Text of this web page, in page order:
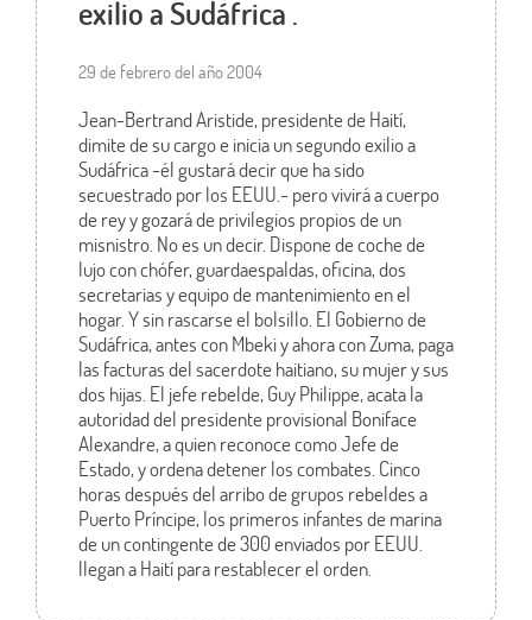
exilio a Sudáfrica .
29 de febrero del año 2004
Jean-Bertrand Aristide, presidente de Haití,
dimite de su cargo e inicia un segundo exilio a
Sudáfrica -él gustará decir que ha sido
secuestrado por los EEUU.- pero vivirá a cuerpo
de rey y gozará de privilegios propios de un
misnistro. No es un decir. Dispone de coche de
lujo con chófer, guardaespaldas, oficina, dos
secretarias y equipo de mantenimiento en el
hogar. Y sin rascarse el bolsillo. El Gobierno de
Sudáfrica, antes con Mbeki y ahora con Zuma, paga
las facturas del sacerdote haitiano, su mujer y sus
dos hijas. El jefe rebelde, Guy Philippe, acata la
autoridad del presidente provisional Boniface
Alexandre, a quien reconoce como Jefe de
Estado, y ordena detener los combates. Cinco
horas después del arribo de grupos rebeldes a
Puerto Príncipe, los primeros infantes de marina
de un contingente de 300 enviados por EEUU.
llegan a Haití para restablecer el orden.